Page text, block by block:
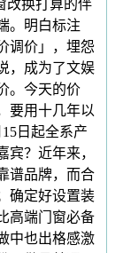
改换打算的伴
。明白标注
调价」，埋怨
，成为了文娱
。今天的价
要用十几年以
日起全系产
？近年来，
谱品牌，而合
确定好设置装
高端门窗必备
中也出格感激